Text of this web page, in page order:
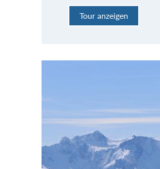
Tour anzeigen